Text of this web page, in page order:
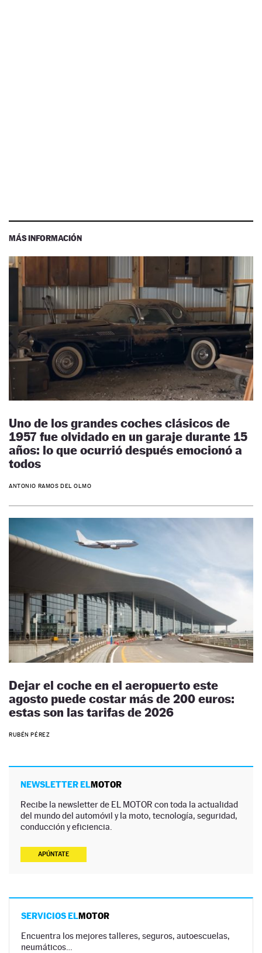
MÁS INFORMACIÓN
Uno de los grandes coches clásicos de
1957 fue olvidado en un garaje durante 15
años: lo que ocurrió después emocionó a
todos
ANTONIO RAMOS DEL OLMO
Dejar el coche en el aeropuerto este
agosto puede costar más de 200 euros:
estas son las tarifas de 2026
RUBÉN PÉREZ
NEWSLETTER ELMOTOR
Recibe la newsletter de EL MOTOR con toda la actualidad
del mundo del automóvil y la moto, tecnología, seguridad,
conducción y eficiencia.
APÚNTATE
SERVICIOS ELMOTOR
Encuentra los mejores talleres, seguros, autoescuelas,
neumáticos…